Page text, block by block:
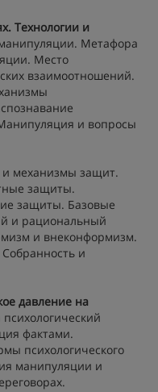
Технологии и
Метафора
Место
взаимоотношений.
и вопросы
механизмы защит.
защиты.
защиты. Базовые
и рациональный
и внеконформизм.
и
давление на
фактами.
психологического
манипуляции и